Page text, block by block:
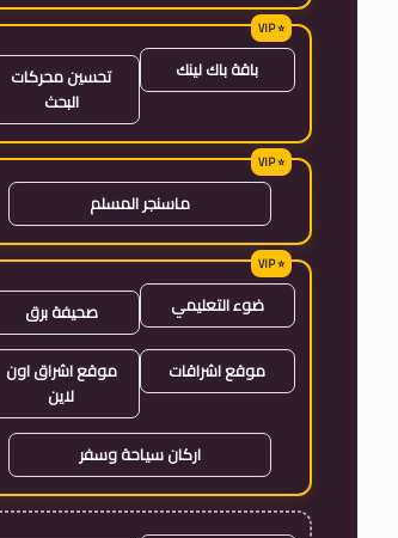
باقة باك لينك
تحسين محركات
البحث
ماسنجر المسلم
ضوء التعليمي صحيفة برق
موقع اشراقات
موقع اشراق اون
لاين
اركان سياحة وسفر